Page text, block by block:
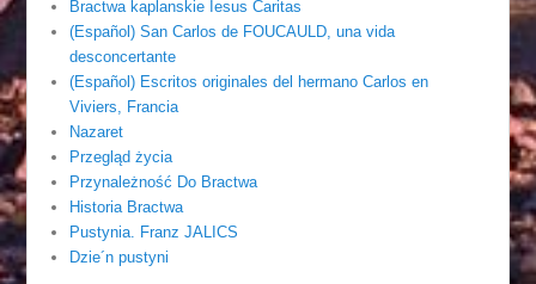
Bractwa kaplanskie Iesus Caritas
(Español) San Carlos de FOUCAULD, una vida
desconcertante
(Español) Escritos originales del hermano Carlos en
Viviers, Francia
Nazaret
Przegląd życia
Przynależność Do Bractwa
Historia Bractwa
Pustynia. Franz JALICS
Dzie´n pustyni